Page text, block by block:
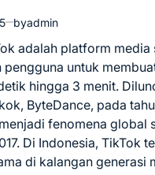
byadmin
adalah platform
untuk
hingga 3 menit.
ByteDance, pada
fenomena global
Di Indonesia, TikTok
di kalangan generasi